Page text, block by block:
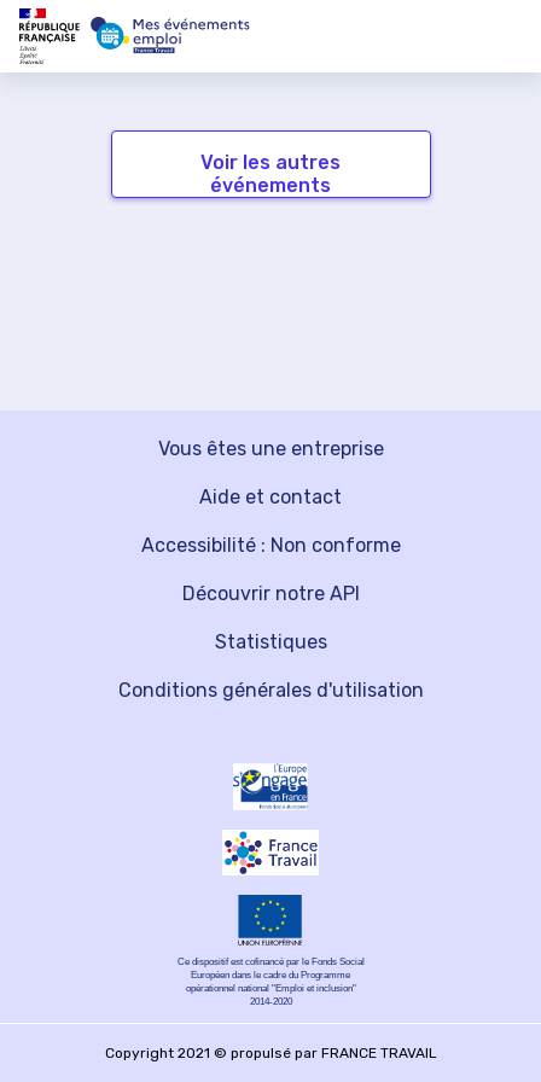
Voir les autres
événements
Vous êtes une entreprise
Découvrir notre API
Aide et contact
Statistiques
Accessibilité : Non conforme
Conditions générales d'utilisation
Ce dispositif est cofinancé par le Fonds Social
Européen dans le cadre du Programme
opérationnel national "Emploi et inclusion"
2014-2020
Copyright 2021 © propulsé par FRANCE TRAVAIL